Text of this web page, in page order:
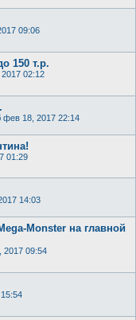
09:06
150 т.р.
02:12
фев 18, 2017 22:14
01:29
14:03
Monster на главной
2017 09:54